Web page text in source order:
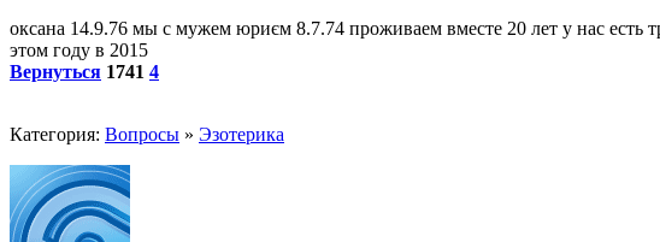
оксана 14.9.76 мы с мужем юриєм 8.7.74 проживаем вместе 20 лет у нас есть
этом году в 2015
Вернуться 1741 4
Категория: Вопросы » Эзотерика